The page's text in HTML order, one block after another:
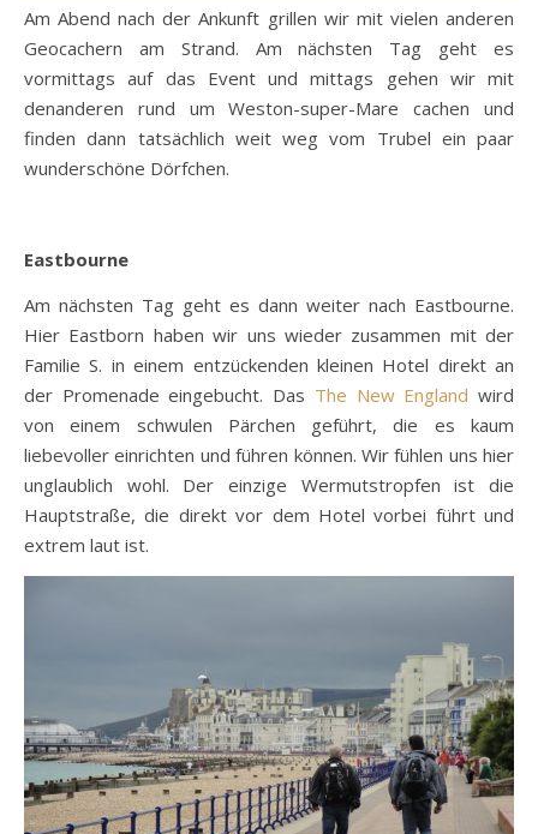
Am Abend nach der Ankunft grillen wir mit vielen anderen
Geocachern am Strand. Am nächsten Tag geht es
vormittags auf das Event und mittags gehen wir mit
denanderen rund um Weston-super-Mare cachen und
finden dann tatsächlich weit weg vom Trubel ein paar
wunderschöne Dörfchen.
Eastbourne
Am nächsten Tag geht es dann weiter nach Eastbourne.
Hier Eastborn haben wir uns wieder zusammen mit der
Familie S. in einem entzückenden kleinen Hotel direkt an
der Promenade eingebucht. Das The New England wird
von einem schwulen Pärchen geführt, die es kaum
liebevoller einrichten und führen können. Wir fühlen uns hier
unglaublich wohl. Der einzige Wermutstropfen ist die
Hauptstraße, die direkt vor dem Hotel vorbei führt und
extrem laut ist.